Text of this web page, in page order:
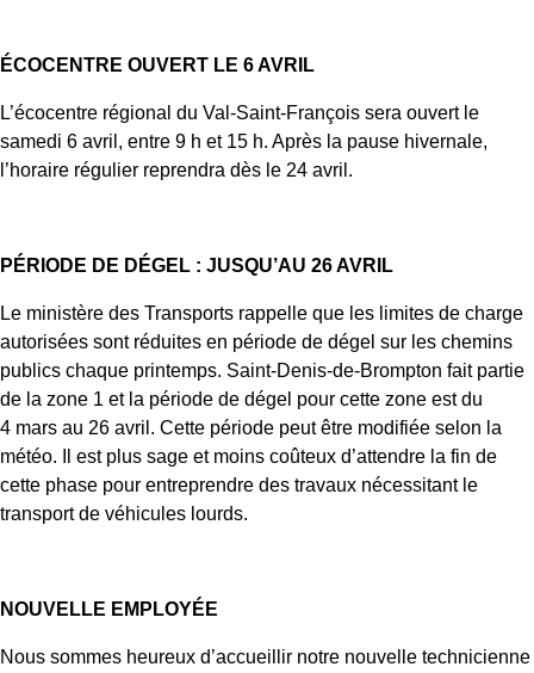
ÉCOCENTRE OUVERT LE 6 AVRIL
L’écocentre régional du Val-Saint-François sera ouvert le
samedi 6 avril, entre 9 h et 15 h. Après la pause hivernale,
l’horaire régulier reprendra dès le 24 avril.
PÉRIODE DE DÉGEL : JUSQU’AU 26 AVRIL
Le ministère des Transports rappelle que les limites de charge
autorisées sont réduites en période de dégel sur les chemins
publics chaque printemps. Saint-Denis-de-Brompton fait partie
de la zone 1 et la période de dégel pour cette zone est du
4 mars au 26 avril​ . Cette période peut être modifiée selon la
météo.
Il est plus sage et moins coûteux d’attendre la fin de
cette phase pour entreprendre des travaux nécessitant le
transport de véhicules lourds.
NOUVELLE EMPLOYÉE
Nous sommes heureux d’accueillir notre nouvelle technicienne